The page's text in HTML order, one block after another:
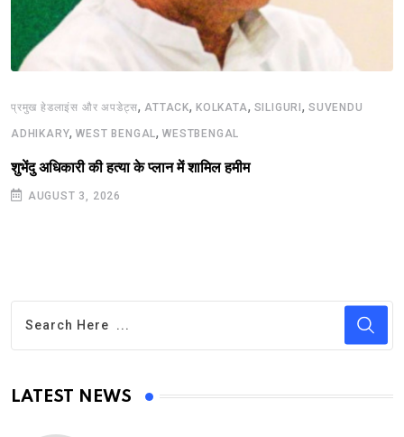
प्रमुख हेडलाइंस और अपडेट्स, ATTACK,KOLKATA, SILIGURI,SUVENDU
ADHIKARY,WEST BENGAL,WESTBENGAL
शुभेंदु अधिकारी की हत्या के प्लान में शामिल हमीम
AUGUST 3, 2026
LATEST NEWS